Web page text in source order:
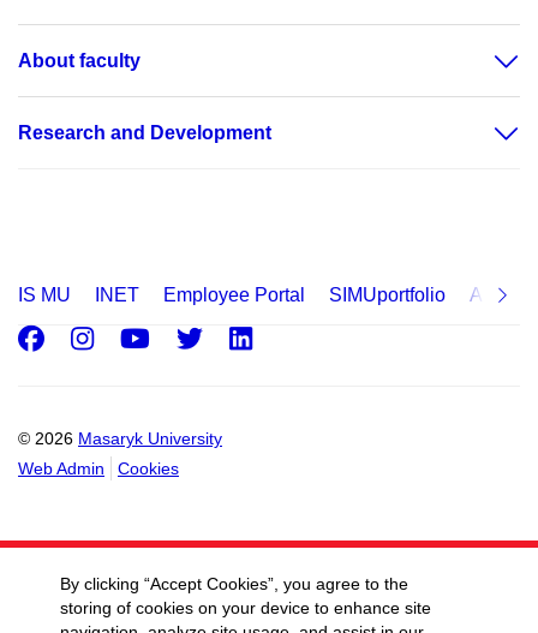
About faculty
Research and Development
IS MU INET Employee Portal SIMUportfolio
© 2026 Masaryk University
Web Admin
Cookies
Facebook
Instagram
Youtube
Twitter
LinkedIn
By clicking “Accept Cookies”, you agree to the
storing of cookies on your device to enhance site